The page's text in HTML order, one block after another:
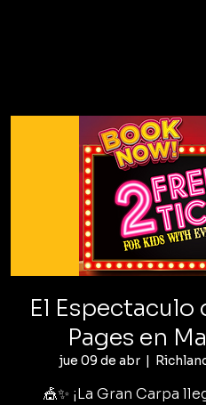
El
Pages en
jue 09 de abr
  |
🎪✨ ¡La Gran Carpa